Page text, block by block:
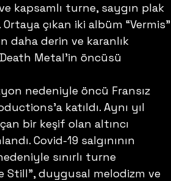
kapsamlı turne, saygın plak
çıkan iki albüm “Vermis”
daha derin ve karanlık
Metal’in öncüsü
nedeniyle öncü Fransız
katıldı. Aynı yıl
bir keşif olan altıncı
Covid-19 salgınının
sınırlı turne
Still”, duygusal melodizm ve